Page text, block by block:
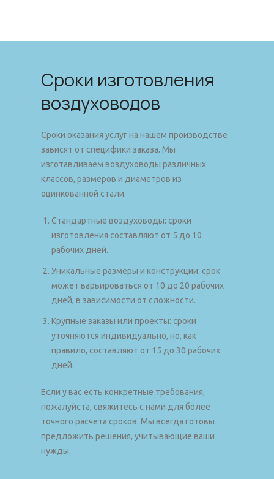
Сроки изготовления
воздуховодов
Сроки оказания услуг на нашем производстве
зависят от специфики заказа. Мы
изготавливаем воздуховоды различных
классов, размеров и диаметров из
оцинкованной стали.
Стандартные воздуховоды: сроки
изготовления составляют от 5 до 10
рабочих дней.
Уникальные размеры и конструкции: срок
может варьироваться от 10 до 20 рабочих
дней, в зависимости от сложности.
Крупные заказы или проекты: сроки
уточняются индивидуально, но, как
правило, составляют от 15 до 30 рабочих
дней.
Если у вас есть конкретные требования,
пожалуйста, свяжитесь с нами для более
точного расчета сроков. Мы всегда готовы
предложить решения, учитывающие ваши
нужды.